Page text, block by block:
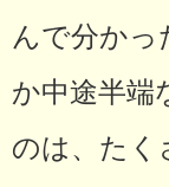
んで分か
か中途半端
のは、たく